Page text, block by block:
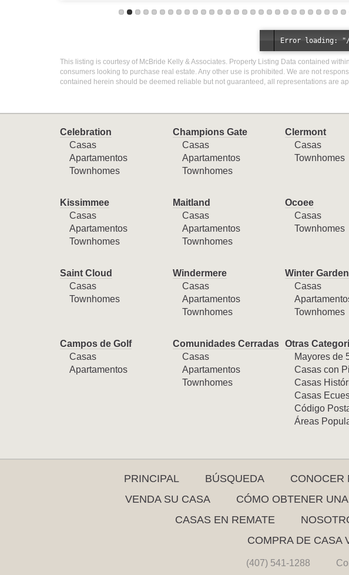
This listing is courtesy of McBride Kelly & Associates. Property Listing Data contained
consumers looking to purchase real estate. Any other use is prohibited. We are not
contained herein should be deemed reliable but not guaranteed, all representations are
Celebration
Casas
Apartamentos
Townhomes
Champions Gate
Casas
Apartamentos
Townhomes
Clermont
Casas
Townhomes
Kissimmee
Casas
Apartamentos
Townhomes
Maitland
Casas
Apartamentos
Townhomes
Ocoee
Casas
Townhomes
Saint Cloud
Casas
Townhomes
Windermere
Casas
Apartamentos
Townhomes
Winter Garden
Casas
Townhomes
Campos de Golf
Casas
Apartamentos
Comunidades Cerradas
Casas
Apartamentos
Townhomes
Otras
Mayores de
Casas con
Casas
Casas
Código
Áreas
PRINCIPAL BÚSQUEDA CONOCER
VENDA SU CASA
CÓMO OBTENER
CASAS EN REMATE
COMPRA DE CASA
(407) 541-1288